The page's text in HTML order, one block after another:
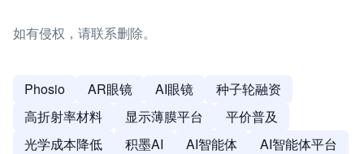
如有侵权，请联系删除。
Phosio AR眼镜 AI眼镜
种子轮融资
高折射率材料
显示薄膜平台
平价普及
光学成本降低
积墨AI AI智能体
AI智能体平台